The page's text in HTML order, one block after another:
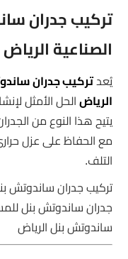
تركيب جدران
الصناعية الرياض
يُعدتركيب جدران
الرياضالحل الأمثل
يتيح هذا النوع من
مع الحفاظ على عزل
التلف.
تركيب جدران ساندوتش
جدران ساندوتش بنل
ساندوتش بنل الرياض